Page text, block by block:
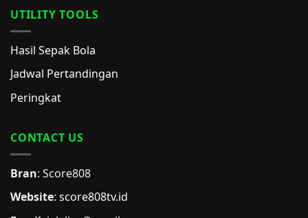
UTILITY TOOLS
Hasil Sepak Bola
Jadwal Pertandingan
Peringkat
CONTACT US
Bran: Score808
Website: score808tv.id